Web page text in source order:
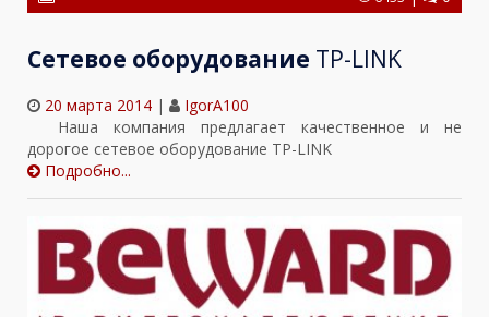
Сетевое оборудование TP-LINK
20 марта 2014 |
IgorA100
Наша компания предлагает качественное и не
дорогое сетевое оборудование TP-LINK
Подробно...